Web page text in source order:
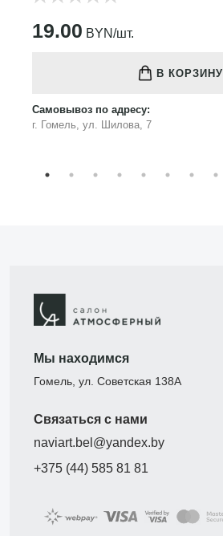
19.00 BYN/шт.
В КОРЗИНУ
Самовывоз по адресу:
г. Гомель, ул. Шилова, 7
Мы находимся
Гомель, ул. Советская 138А
Связаться с нами
naviart.bel@yandex.by
+375 (44) 585 81 81